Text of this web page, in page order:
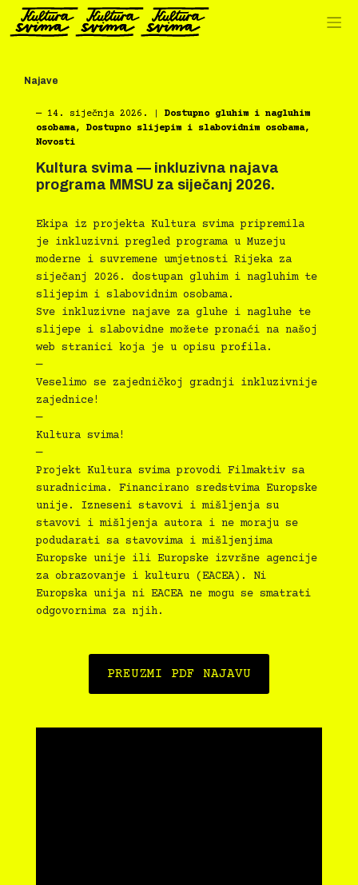
Preskoči
sadržaj
Najave
― 14. siječnja 2026.
Dostupno gluhim i nagluhim
osobama, Dostupno slijepim i slabovidnim osobama,
Novosti
Kultura svima — inkluzivna najava
programa MMSU za siječanj 2026.
Ekipa iz projekta Kultura svima pripremila
je inkluzivni pregled programa u Muzeju
moderne i suvremene umjetnosti Rijeka za
siječanj 2026. dostupan gluhim i nagluhim te
slijepim i slabovidnim osobama.
Sve inkluzivne najave za gluhe i nagluhe te
slijepe i slabovidne možete pronaći na našoj
web stranici koja je u opisu profila.
—
Veselimo se zajedničkoj gradnji inkluzivnije
zajednice!
—
Kultura svima!
—
Projekt Kultura svima provodi Filmaktiv sa
suradnicima. Financirano sredstvima Europske
unije. Izneseni stavovi i mišljenja su
stavovi i mišljenja autora i ne moraju se
podudarati sa stavovima i mišljenjima
Europske unije ili Europske izvršne agencije
za obrazovanje i kulturu (EACEA). Ni
Europska unija ni EACEA ne mogu se smatrati
odgovornima za njih.
PREUZMI PDF NAJAVU